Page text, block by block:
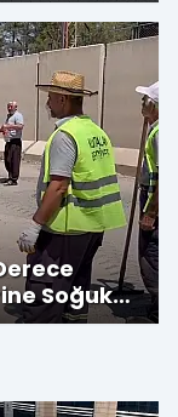
Soğuk